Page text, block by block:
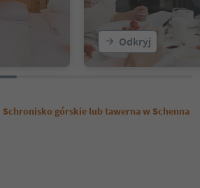
Odkryj
Schronisko górskie lub tawerna w Schenna